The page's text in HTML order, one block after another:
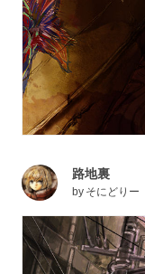
路地裏
by そにどりー